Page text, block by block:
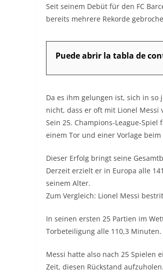
Seit seinem Debüt für den FC
bereits mehrere Rekorde
Puede abrir la tabla de
Da es ihm gelungen ist, sich in so
nicht, dass er oft mit Lionel Messi
Sein 25. Champions-League-
einem Tor und einer Vorlage beim
Dieser Erfolg bringt seine
Derzeit erzielt er in Europa alle
seinem Alter.
Zum Vergleich: Lionel Messi
In seinen ersten 25 Partien im
Torbeteiligung alle 110,3 Minuten.
Messi hatte also nach 25 Spielen
Zeit, diesen Rückstand aufzuholen.